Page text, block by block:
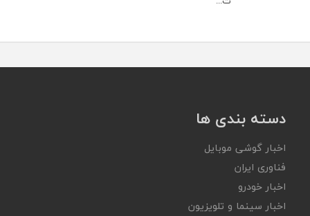
دسته بندی ها
اخبار گوشی موبایل
فناوری ایران
اخبار خودرو
اخبار سینما و تلویزیون